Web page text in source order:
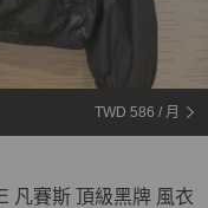
TWD 586 / 月
凡賽斯 頂級黑牌 風衣